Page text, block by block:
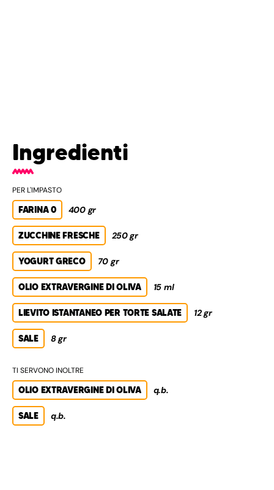
Ingredienti
PER L'IMPASTO
FARINA 0 400 gr
ZUCCHINE FRESCHE 250 gr
YOGURT GRECO 70 gr
OLIO EXTRAVERGINE DI OLIVA 15 ml
LIEVITO ISTANTANEO PER TORTE SALATE 12 gr
SALE 8 gr
TI SERVONO INOLTRE
OLIO EXTRAVERGINE DI OLIVA q.b.
SALE q.b.